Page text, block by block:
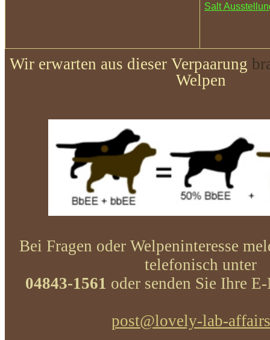
Salt
Wir erwarten aus dieser Verpaarung
Welpen
Bei Fragen oder Welpeninteresse
telefonisch unter
04843-1561 oder senden Sie Ihre
post@lovely-lab-